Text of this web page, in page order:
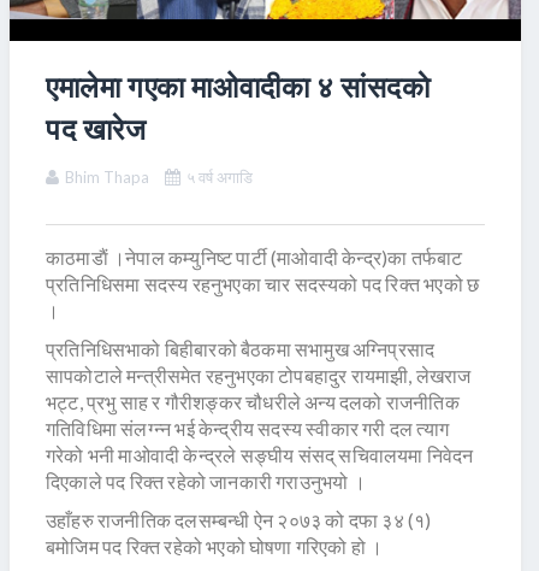
एमालेमा गएका माओवादीका ४ सांसदकाे
पद खारेज
Bhim Thapa ५ वर्ष अगाडि
काठमाडाैं ।नेपाल कम्युनिष्ट पार्टी (माओवादी केन्द्र)का तर्फबाट
प्रतिनिधिसमा सदस्य रहनुभएका चार सदस्यको पद रिक्त भएको छ
।
प्रतिनिधिसभाको बिहीबारको बैठकमा सभामुख अग्निप्रसाद
सापकोटाले मन्त्रीसमेत रहनुभएका टोपबहादुर रायमाझी, लेखराज
भट्ट, प्रभु साह र गौरीशङ्कर चौधरीले अन्य दलको राजनीतिक
गतिविधिमा संलग्न्न भई केन्द्रीय सदस्य स्वीकार गरी दल त्याग
गरेको भनी माओवादी केन्द्रले सङ्घीय संसद् सचिवालयमा निवेदन
दिएकाले पद रिक्त रहेको जानकारी गराउनुभयो ।
उहाँहरु राजनीतिक दलसम्बन्धी ऐन २०७३ को दफा ३४ (१)
बमोजिम पद रिक्त रहेको भएको घोषणा गरिएको हो ।